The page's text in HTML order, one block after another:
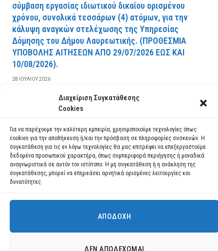
Διαχείριση Συγκατάθεσης
Cookies
Για να παρέχουμε την καλύτερη εμπειρία, χρησιμοποιούμε τεχνολογίες όπως
cookies για την αποθήκευση ή/και την πρόσβαση σε πληροφορίες συσκευών. Η
συγκατάθεση για τις εν λόγω τεχνολογίες θα μας επιτρέψει να επεξεργαστούμε
δεδομένα προσωπικού χαρακτήρα, όπως συμπεριφορά περιήγησης ή μοναδικά
αναγνωριστικά σε αυτόν τον ιστότοπο. Η μη συγκατάθεση ή η ανάκληση της
συγκατάθεσης, μπορεί να επηρεάσει αρνητικά ορισμένες λειτουργίες και
δυνατότητες.
ΑΠΟΔΟΧΉ
ΔΕΝ ΑΠΟΔΈΧΟΜΑΙ
σύμβαση εργασίας ιδιωτικού δικαίου ορισμένου
χρόνου, συνολικά τεσσάρων (4) ατόμων, για την
κάλυψη αναγκών στελέχωσης της Υπηρεσίας
Δόμησης του Δήμου Λαυρεωτικής. (ΠPOΘEΣMIA
YΠOBOΛHΣ AITHΣEΩN AΠO 29/07/2026 EΩΣ KAI
10/08/2026).
28 ΙΟΥΛΊΟΥ 2026
ΔΙΑΒΆΣΤΕ ΠΕΡΙΣΣΌΤΕΡΑ
Χρησιμοποιούμε cookies για να σας προσφέρουμε τη βέλτιστη εμπειρία
πλοήγησης στον ιστότοπό μας.